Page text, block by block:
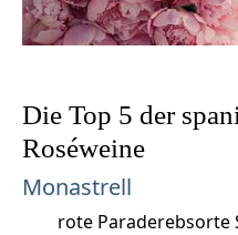
Die Top 5 der
Roséweine
Monastrell
rote Paraderebsorte